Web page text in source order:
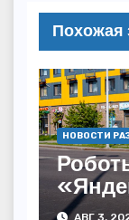
Похожая
НОВОСТИ